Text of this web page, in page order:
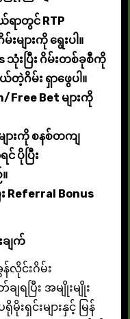
ရာတွင် RTP
များကို ရွေးပါ။
သုံးပြီး ဂိမ်းတစ်ခုစီကို
တဲ့ဂိမ်း ရှာဖွေပါ။
Bet များကို
ျားကို စနစ်တကျ
င် ပိုပြီး
Referral Bonus
ျက်
လိုင်းဂိမ်း
ရပြီး အမျိုးမျိုး
းရှင်းများနှင့် မြန်